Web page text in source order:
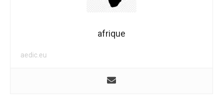
afrique
aedic.eu
vous refusez